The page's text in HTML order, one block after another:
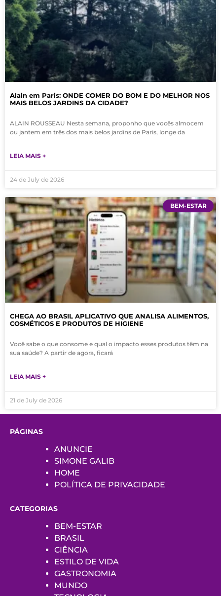
Alain em Paris: ONDE COMER DO BOM E DO MELHOR NOS
MAIS BELOS JARDINS DA CIDADE?
ALAIN ROUSSEAU Nesta semana, proponho que vocês almocem
ou jantem em três dos mais belos jardins de Paris, longe da
LEIA MAIS +
24 de July de 2026
BEM-ESTAR
CHEGA AO BRASIL APLICATIVO QUE ANALISA ALIMENTOS,
COSMÉTICOS E PRODUTOS DE HIGIENE
Você sabe o que consome e qual o impacto esses produtos têm na
sua saúde? A partir de agora, ficará
LEIA MAIS +
21 de July de 2026
PÁGINAS
ANUNCIE
SIMONE GALIB
HOME
POLÍTICA DE PRIVACIDADE
CATEGORIAS
BEM-ESTAR
BRASIL
CIÊNCIA
ESTILO DE VIDA
GASTRONOMIA
MUNDO